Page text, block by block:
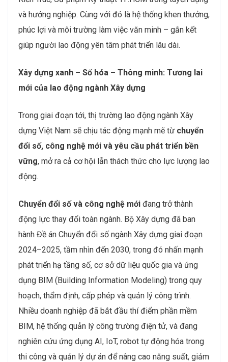
và hướng nghiệp. Cùng với đó là hệ thống khen thưởng,
phúc lợi và môi trường làm việc văn minh – gắn kết
giúp người lao động yên tâm phát triển lâu dài.
Xây dựng xanh – Số hóa – Thông minh: Tương lai
mới của lao động ngành Xây dựng
Trong giai đoạn tới, thị trường lao động ngành Xây
dựng Việt Nam sẽ chịu tác động mạnh mẽ từ chuyển
đổi số, công nghệ mới và yêu cầu phát triển bền
vững, mở ra cả cơ hội lẫn thách thức cho lực lượng lao
động.
Chuyển đổi số và công nghệ mới đang trở thành
động lực thay đổi toàn ngành. Bộ Xây dựng đã ban
hành Đề án Chuyển đổi số ngành Xây dựng giai đoạn
2024–2025, tầm nhìn đến 2030, trong đó nhấn mạnh
phát triển hạ tầng số, cơ sở dữ liệu quốc gia và ứng
dụng BIM (Building Information Modeling) trong quy
hoạch, thẩm định, cấp phép và quản lý công trình.
Nhiều doanh nghiệp đã bắt đầu thí điểm phần mềm
BIM, hệ thống quản lý công trường điện tử, và đang
nghiên cứu ứng dụng AI, IoT, robot tự động hóa trong
thi công và quản lý dự án để nâng cao năng suất, giảm